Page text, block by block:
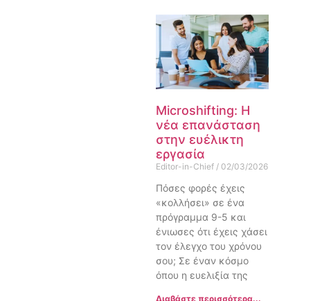
Microshifting: Η
νέα επανάσταση
στην ευέλικτη
εργασία
Editor-in-Chief 02/03/2026
Πόσες φορές έχεις
«κολλήσει» σε ένα
πρόγραμμα 9-5 και
ένιωσες ότι έχεις χάσει
τον έλεγχο του χρόνου
σου; Σε έναν κόσμο
όπου η ευελιξία της
Διαβάστε περισσότερα...